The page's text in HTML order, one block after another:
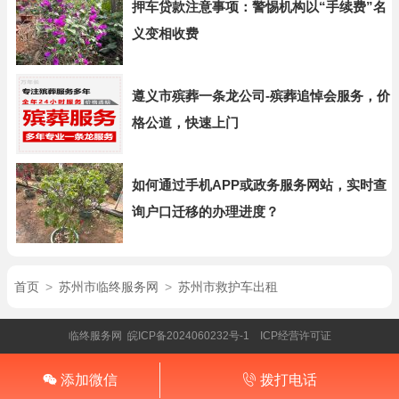
押车贷款注意事项：警惕机构以“手续费”名
义变相收费
遵义市殡葬一条龙公司-殡葬追悼会服务，价
格公道，快速上门
如何通过手机APP或政务服务网站，实时查
询户口迁移的办理进度？
首页 > 苏州市临终服务网 > 苏州市救护车出租
临终服务网 皖ICP备2024060232号-1 ICP经营许可证
添加微信 拨打电话